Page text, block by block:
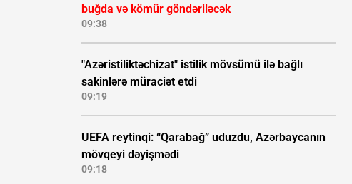
buğda və kömür göndəriləcək
09:38
"Azəristiliktəchizat" istilik mövsümü ilə bağlı
sakinlərə müraciət etdi
09:19
UEFA reytinqi: “Qarabağ” uduzdu, Azərbaycanın
mövqeyi dəyişmədi
09:18